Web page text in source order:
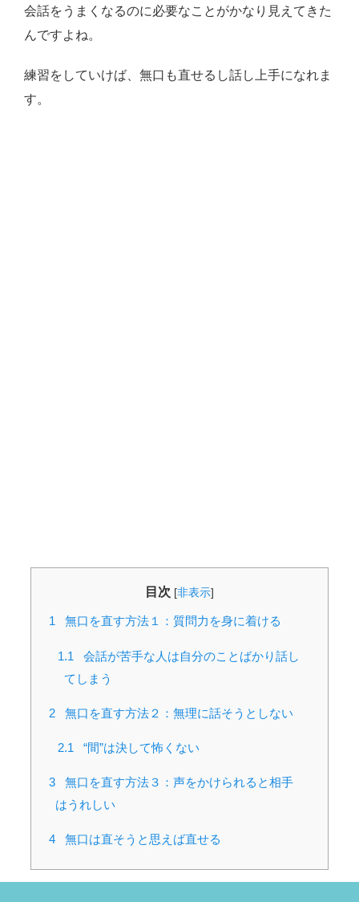
会話をうまくなるのに必要なことがかなり見えてきた
んですよね。
練習をしていけば、無口も直せるし話し上手になれま
す。
目次 [非表示]
1 無口を直す方法１：質問力を身に着ける
1.1
会話が苦手な人は自分のことばかり話し
てしまう
2 無口を直す方法２：無理に話そうとしない
2.1 “間”は決して怖くない
3
無口を直す方法３：声をかけられると相手
はうれしい
4 無口は直そうと思えば直せる